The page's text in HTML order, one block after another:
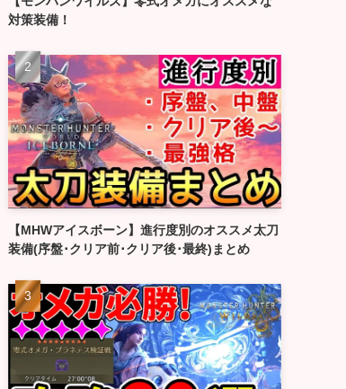
対策装備！
【MHWアイスボーン】進行度別のオススメ太刀
装備(序盤･クリア前･クリア後･最終)まとめ